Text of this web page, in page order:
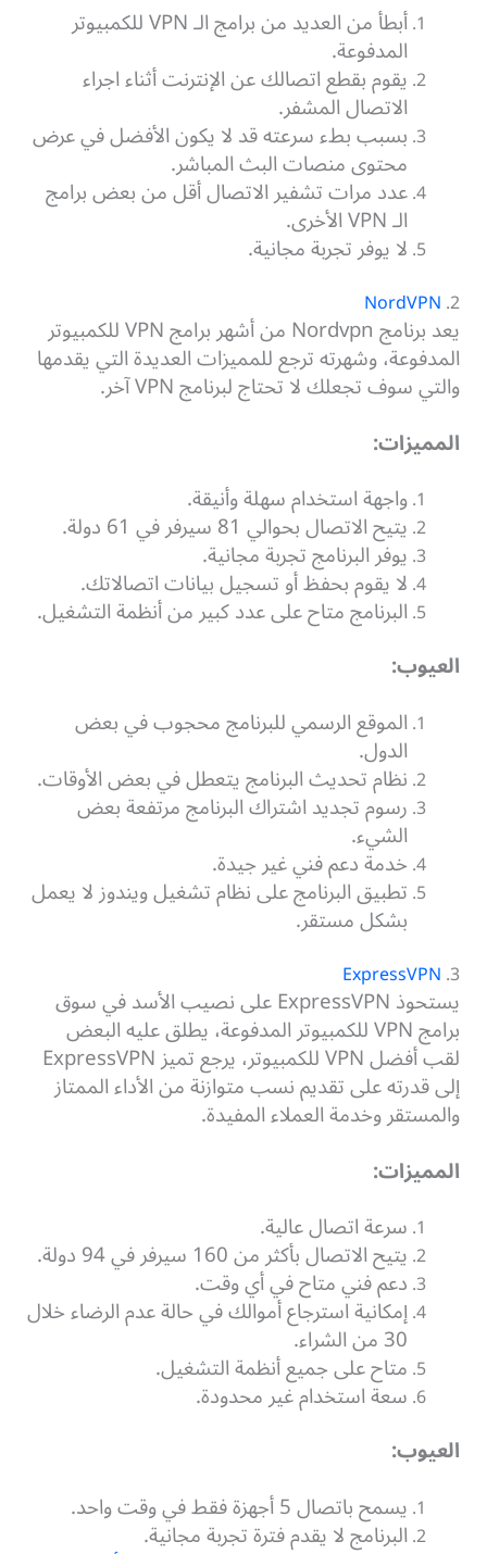
أبطأ من العديد من برامج الـ VPN للكمبيوتر
المدفوعة.
يقوم بقطع اتصالك عن الإنترنت أثناء اجراء
الاتصال المشفر.
بسبب بطء سرعته قد لا يكون الأفضل في عرض
محتوى منصات البث المباشر.
عدد مرات تشفير الاتصال أقل من بعض برامج
الـ VPN الأخرى.
لا يوفر تجربة مجانية.
2.
NordVPN
يعد برنامج Nordvpn من أشهر برامج VPN للكمبيوتر
المدفوعة، وشهرته ترجع للمميزات العديدة التي يقدمها
والتي سوف تجعلك لا تحتاج لبرنامج VPN آخر.
المميزات:
واجهة استخدام سهلة وأنيقة.
يتيح الاتصال بحوالي 81 سيرفر في 61 دولة.
يوفر البرنامج تجربة مجانية.
لا يقوم بحفظ أو تسجيل بيانات اتصالاتك.
البرنامج متاح على عدد كبير من أنظمة التشغيل.
العيوب:
الموقع الرسمي للبرنامج محجوب في بعض
الدول.
نظام تحديث البرنامج يتعطل في بعض الأوقات.
رسوم تجديد اشتراك البرنامج مرتفعة بعض
الشيء.
خدمة دعم فني غير جيدة.
تطبيق البرنامج على نظام تشغيل ويندوز لا يعمل
بشكل مستقر.
3.
ExpressVPN
يستحوذ ExpressVPN على نصيب الأسد في سوق
برامج VPN للكمبيوتر المدفوعة، يطلق عليه البعض
لقب أفضل VPN للكمبيوتر، يرجع تميز ExpressVPN
إلى قدرته على تقديم نسب متوازنة من الأداء الممتاز
والمستقر وخدمة العملاء المفيدة.
المميزات:
سرعة اتصال عالية.
يتيح الاتصال بأكثر من 160 سيرفر في 94 دولة.
دعم فني متاح في أي وقت.
إمكانية استرجاع أموالك في حالة عدم الرضاء خلال
30 من الشراء.
متاح على جميع أنظمة التشغيل.
سعة استخدام غير محدودة.
العيوب:
يسمح باتصال 5 أجهزة فقط في وقت واحد.
البرنامج لا يقدم فترة تجربة مجانية.